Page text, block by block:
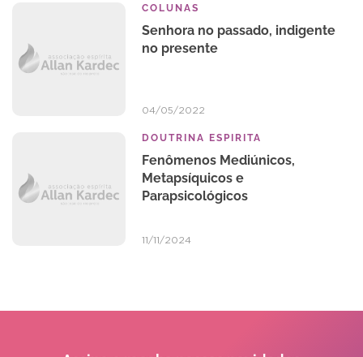
COLUNAS
Senhora no passado, indigente
no presente
04/05/2022
DOUTRINA ESPIRITA
Fenômenos Mediúnicos,
Metapsíquicos e
Parapsicológicos
11/11/2024